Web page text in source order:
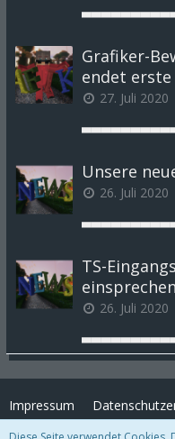
Grafiker-
endet
27. Juli 2020
Unsere
26. Juli 2020
TS-
einsprechen
26. Juli 2020
Impressum